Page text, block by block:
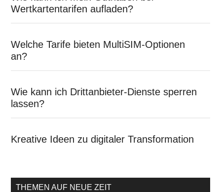
Wertkartentarifen aufladen?
Welche Tarife bieten MultiSIM-Optionen
an?
Wie kann ich Drittanbieter-Dienste sperren
lassen?
Kreative Ideen zu digitaler Transformation
THEMEN AUF NEUE ZEIT